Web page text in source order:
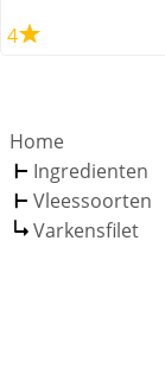
4
Home
Ingredienten
Vleessoorten
Varkensfilet